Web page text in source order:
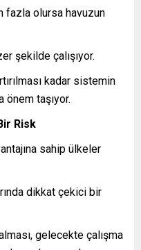
fazla olursa havuzun
şekilde çalışıyor.
kadar sistemin
önem taşıyor.
Risk
sahip ülkeler
dikkat çekici bir
gelecekte çalışma